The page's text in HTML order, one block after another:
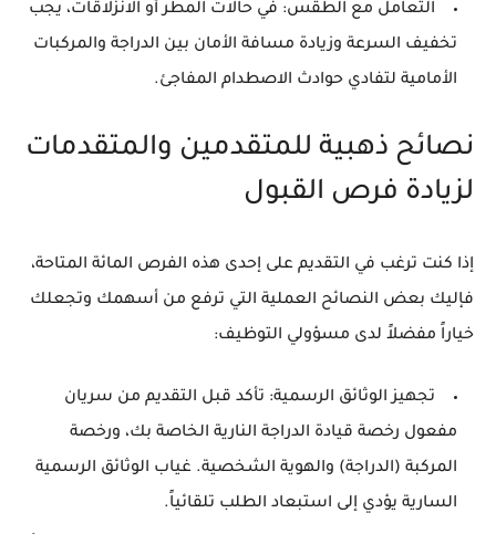
التعامل مع الطقس: في حالات المطر أو الانزلاقات، يجب
تخفيف السرعة وزيادة مسافة الأمان بين الدراجة والمركبات
الأمامية لتفادي حوادث الاصطدام المفاجئ.
نصائح ذهبية للمتقدمين والمتقدمات
لزيادة فرص القبول
إذا كنت ترغب في التقديم على إحدى هذه الفرص المائة المتاحة،
فإليك بعض النصائح العملية التي ترفع من أسهمك وتجعلك
خياراً مفضلاً لدى مسؤولي التوظيف:
تجهيز الوثائق الرسمية: تأكد قبل التقديم من سريان
مفعول رخصة قيادة الدراجة النارية الخاصة بك، ورخصة
المركبة (الدراجة) والهوية الشخصية. غياب الوثائق الرسمية
السارية يؤدي إلى استبعاد الطلب تلقائياً.